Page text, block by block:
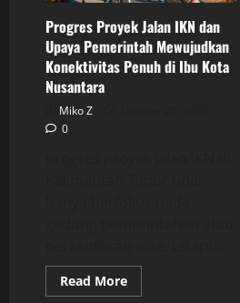
Kota
Nusantara
Progres Proyek Jalan IKN dan
Upaya Pemerintah Mewujudkan
Konektivitas Penuh di Ibu Kota
Nusantara
Miko Z
0
Read MoreRead
more